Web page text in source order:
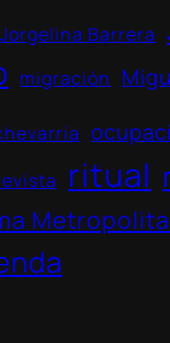
Jorgelina Barrera
migración
ritual